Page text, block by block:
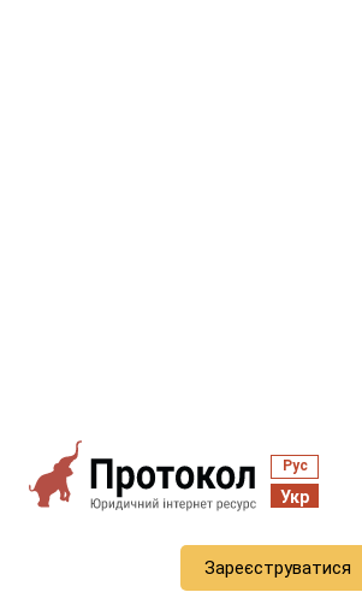
Рус
Укр
Зареєструватися